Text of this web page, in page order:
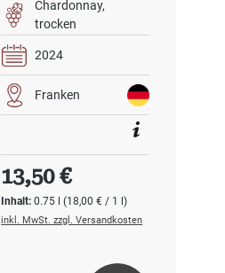
2024
Chardonnay
trocken
2024
Franken
Inhalt:0.75 l(18,00 € / 1 l)
Regulärer Preis:
13,50 €
inkl. MwSt. zzgl. Versandkosten